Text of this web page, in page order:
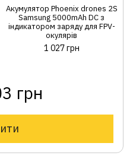
Акумулятор Phoenix drones 2S
Samsung 5000mAh DC з
індикатором заряду для FPV-
окулярів
1 027 грн
грн